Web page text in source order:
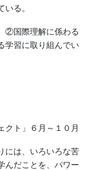
る。
②国際理解に係わる
習に取り組んでい
ト」６月～１０月
には、いろいろな苦
んだことを、パワー